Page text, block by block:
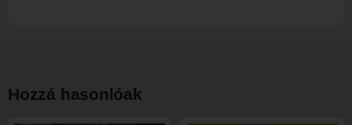
Hozzá hasonlóak